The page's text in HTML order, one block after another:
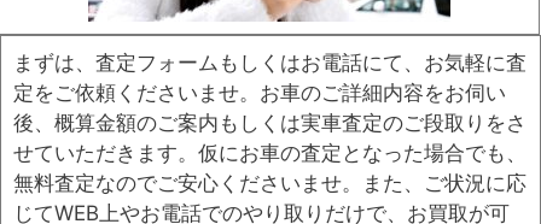
まずは、査定フォームもしくはお電話にて、お気軽に査
定をご依頼くださいませ。お車のご詳細内容をお伺い
後、概算金額のご案内もしくは実車査定のご段取りをさ
せていただきます。仮にお車の査定となった場合でも、
無料査定なのでご安心くださいませ。また、ご状況に応
じてWEB上やお電話でのやり取りだけで、お買取が可